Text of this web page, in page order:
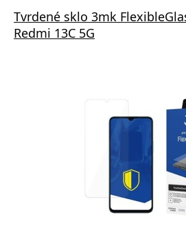
Tvrdené sklo 3mk
Redmi 13C 5G